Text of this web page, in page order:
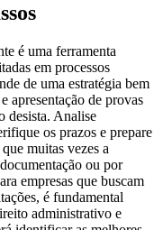
é uma ferramenta
em processos
de uma estratégia bem
apresentação de provas
desista. Analise
os prazos e prepare
muitas vezes a
ou por
empresas que buscam
é fundamental
administrativo e